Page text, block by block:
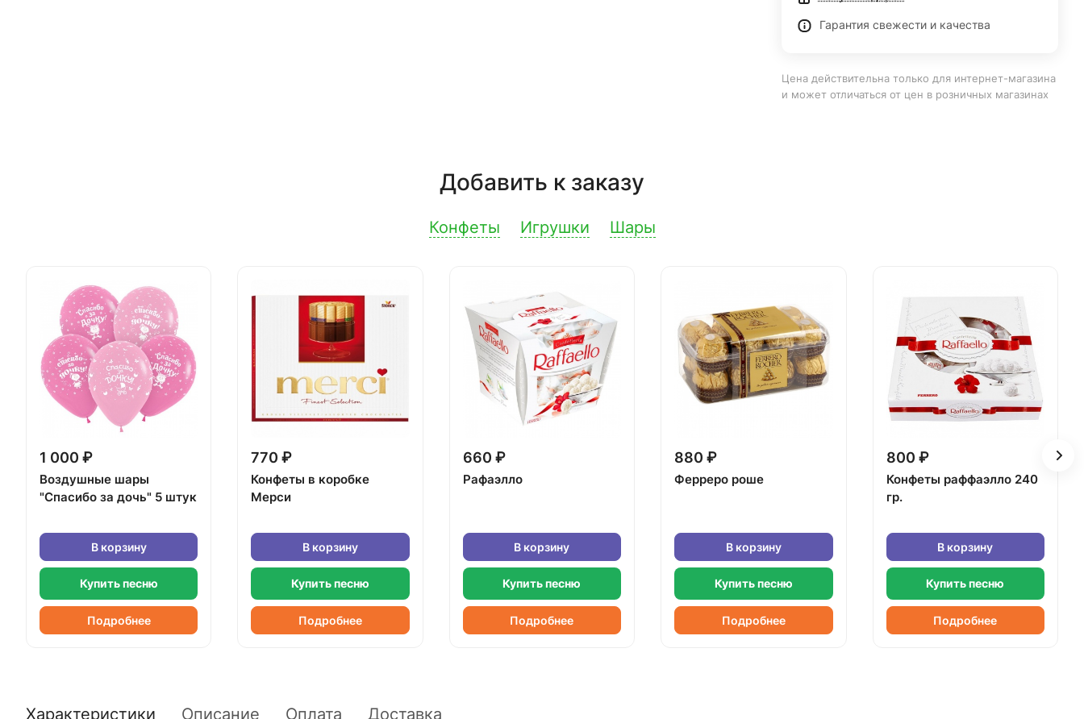
Гарантия свежести и качества
Цена действительна только для интернет-магазина
и может отличаться от цен в розничных магазинах
Добавить к заказу
Конфеты Игрушки Шары
1 000 ₽
Воздушные шары
"Спасибо за дочь" 5 штук
В корзину
Купить песню
Подробнее
770 ₽
Конфеты в коробке
Мерси
В корзину
Купить песню
Подробнее
660 ₽
Рафаэлло
В корзину
Купить песню
Подробнее
880 ₽
Ферреро роше
В корзину
Купить песню
Подробнее
800 ₽
Конфеты раффаэлло 240
гр.
В корзину
Купить песню
Подробнее
Характеристики Описание Оплата Доставка